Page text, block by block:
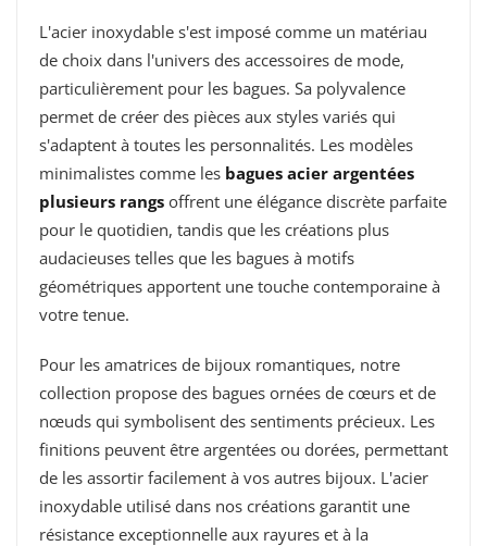
L'acier inoxydable s'est imposé comme un matériau
de choix dans l'univers des accessoires de mode,
particulièrement pour les bagues. Sa polyvalence
permet de créer des pièces aux styles variés qui
s'adaptent à toutes les personnalités. Les modèles
minimalistes comme les bagues acier argentées
plusieurs rangs offrent une élégance discrète parfaite
pour le quotidien, tandis que les créations plus
audacieuses telles que les bagues à motifs
géométriques apportent une touche contemporaine à
votre tenue.
Pour les amatrices de bijoux romantiques, notre
collection propose des bagues ornées de cœurs et de
nœuds qui symbolisent des sentiments précieux. Les
finitions peuvent être argentées ou dorées, permettant
de les assortir facilement à vos autres bijoux. L'acier
inoxydable utilisé dans nos créations garantit une
résistance exceptionnelle aux rayures et à la